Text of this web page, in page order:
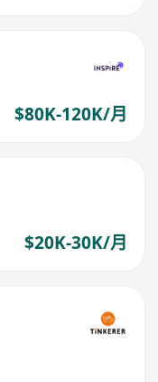
$80K-120K/月
$20K-30K/月